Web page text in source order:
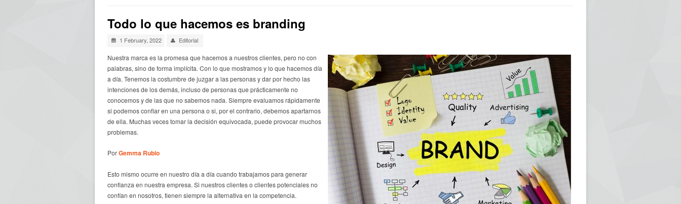
Todo lo que hacemos es branding
1 February, 2022 Editorial
Nuestra marca es la promesa que hacemos a nuestros clientes, pero no con
palabras, sino de forma implícita. Con lo que mostramos y lo que hacemos día
a día. Tenemos la costumbre de juzgar a las personas y dar por hecho las
intenciones de los demás, incluso de personas que prácticamente no
conocemos y de las que no sabemos nada. Siempre evaluamos rápidamente
si podemos confiar en una persona o si, por el contrario, debemos apartarnos
de ella. Muchas veces tomar la decisión equivocada, puede provocar muchos
problemas.
PorGemma Rubio
Esto mismo ocurre en nuestro día a día cuando trabajamos para generar
confianza en nuestra empresa. Si nuestros clientes o clientes potenciales no
confían en nosotros, tienen siempre la alternativa en la competencia.